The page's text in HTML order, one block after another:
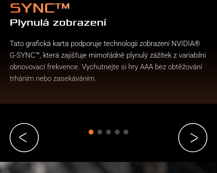
SYNC™
Plynulá zobrazení
Tato grafická karta podporuje technologii zobrazení NVIDIA®
G-SYNC™, která zajišťuje mimořádně plynulý zážitek z variabilní
obnovovací frekvence. Vychutnejte si hry AAA bez obtěžování
trháním nebo zasekáváním.